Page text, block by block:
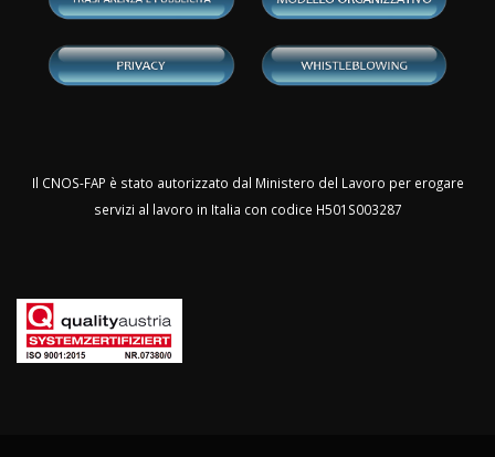
Il CNOS-FAP è stato autorizzato dal Ministero del Lavoro per erogare
servizi al lavoro in Italia con codice H501S003287